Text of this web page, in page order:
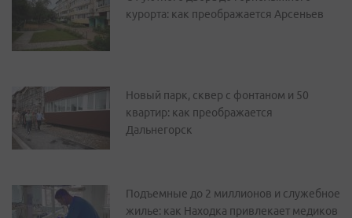
курорта: как преображается Арсеньев
Новый парк, сквер с фонтаном и 50
квартир: как преображается
Дальнегорск
Подъемные до 2 миллионов и служебное
жилье: как Находка привлекает медиков